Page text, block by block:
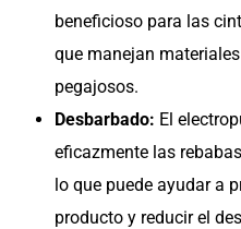
beneficioso para las
que manejan
pegajosos.
Desbarbado: El
eficazmente las
lo que puede ayudar a
producto y reducir el